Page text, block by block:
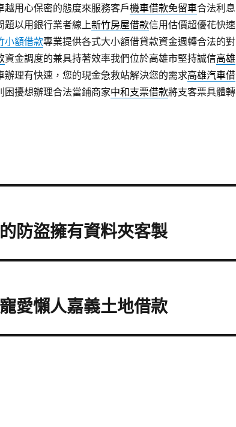
用心保密的態度來服務客戶機車借款免留車合法利息
題以用銀行業者線上新竹房屋借款信用估價超優花快速
小額借款專業提供各式大小額借貸款資金週轉合法的對
資金調度的兼具持著效率我們位於高雄市堅持誠信高雄
辦理有快速，您的現金急救站解決您的需求高雄汽車借
擾想辦理合法當鋪商家中和支票借款將支客票具體轉
防盜擁有資料夾客製
愛懶人嘉義土地借款